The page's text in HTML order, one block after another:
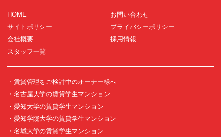
HOME
お問い合わせ
サイトポリシー
プライバシーポリシー
会社概要
採用情報
スタッフ一覧
・賃貸管理をご検討中のオーナー様へ
・名古屋大学の賃貸学生マンション
・愛知大学の賃貸学生マンション
・愛知学院大学の賃貸学生マンション
・名城大学の賃貸学生マンション